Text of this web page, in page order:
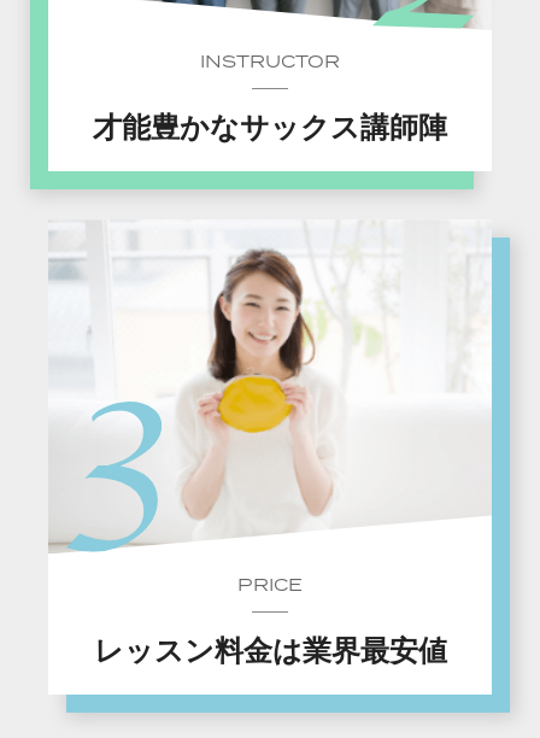
INSTRUCTOR
才能豊かなサックス講師陣
PRICE
レッスン料金は業界最安値